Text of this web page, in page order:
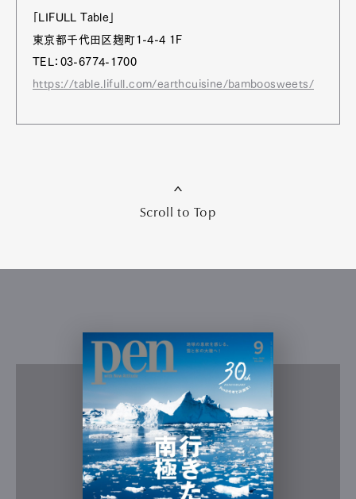
「LIFULL Table」
東京都千代田区麹町1-4-4 1F
TEL：03-6774-1700
https://table.lifull.com/earthcuisine/bamboosweets/
Scroll to Top